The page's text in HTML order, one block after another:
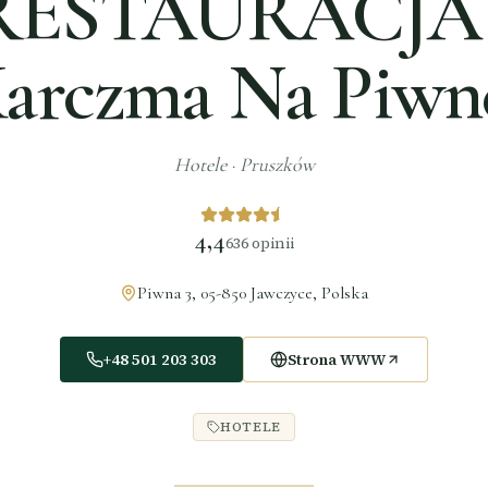
Na
Hotele· Pruszków
4,4636opinii
Piwna 3, 05-850 Jawczyce, Polska
+48 501 203 303 Strona WWW
HOTELE